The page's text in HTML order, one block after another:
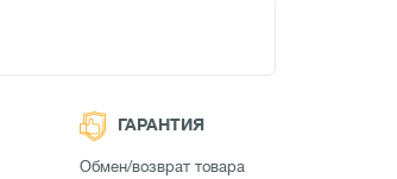
ГАРАНТИЯ
Обмен/возврат товара